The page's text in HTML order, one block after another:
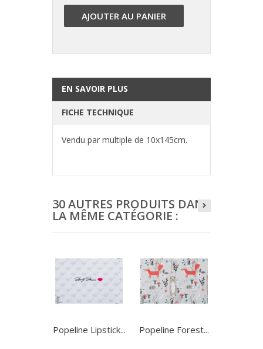
AJOUTER AU PANIER
EN SAVOIR PLUS
FICHE TECHNIQUE
Vendu par multiple de 10x145cm.
30 AUTRES PRODUITS DANS
LA MÊME CATÉGORIE :
Popeline Lipstick... Popeline Forest...